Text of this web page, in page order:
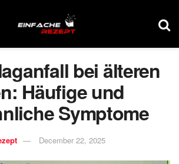
bei älteren
Häufige und
Symptome
December 22, 2025